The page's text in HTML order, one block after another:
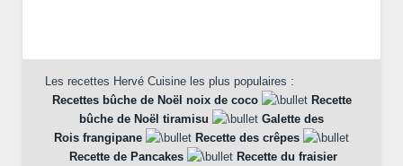
Les recettes Hervé Cuisine les plus populaires :
Recettes bûche de Noël noix de coco
Recette
bûche de Noël tiramisu
Galette des
Rois frangipane
Recette des crêpes
Recette de Pancakes
Recette du fraisier